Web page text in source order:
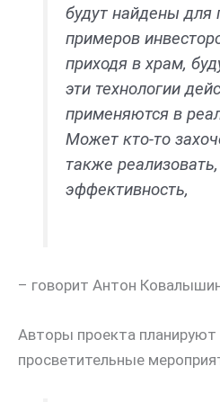
будут найдены для
примеров
приходя в храм,
эти технологии
применяются в
Может кто-то
также
эффективность,
– говорит Антон
Авторы проекта планируют
просветительные